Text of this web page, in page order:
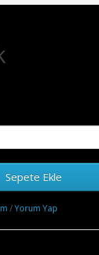
Sepete Ekle
/Yorum Yap